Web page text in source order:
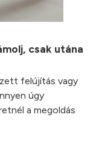
csak utána
felújítás vagy
úgy
a megoldás